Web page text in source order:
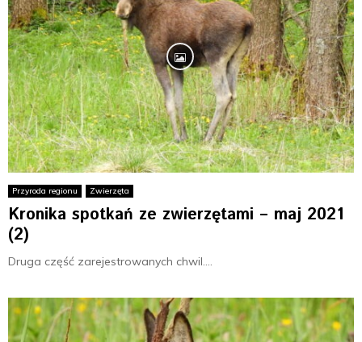
Przyroda regionu Zwierzęta
Kronika spotkań ze zwierzętami – maj 2021
(2)
Druga część zarejestrowanych chwil....